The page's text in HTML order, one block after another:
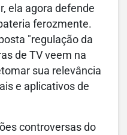
ela agora defende
ferozmente.
"regulação da
de TV veem na
sua relevância
e aplicativos de
controversas do